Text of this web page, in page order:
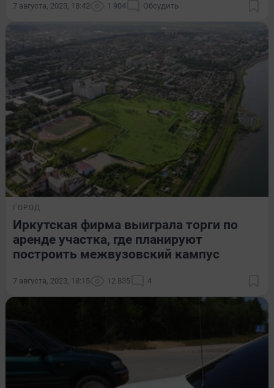
7 августа, 2023, 18:42 1 904 Обсудить
ГОРОД
Иркутская фирма выиграла торги по
аренде участка, где планируют
построить межвузовский кампус
7 августа, 2023, 18:15 12 835 4